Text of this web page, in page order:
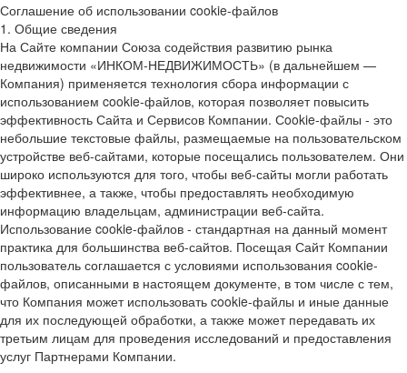
Соглашение об использовании cookie-файлов
1. Общие сведения
На Сайте компании Союза содействия развитию рынка
недвижимости «ИНКОМ-НЕДВИЖИМОСТЬ» (в дальнейшем —
Компания) применяется технология сбора информации с
использованием cookie-файлов, которая позволяет повысить
эффективность Сайта и Сервисов Компании. Сookie-файлы - это
небольшие текстовые файлы, размещаемые на пользовательском
устройстве веб-сайтами, которые посещались пользователем. Они
широко используются для того, чтобы веб-сайты могли работать
эффективнее, а также, чтобы предоставлять необходимую
информацию владельцам, администрации веб-сайта.
Использование cookie-файлов - стандартная на данный момент
практика для большинства веб-сайтов. Посещая Сайт Компании
пользователь соглашается с условиями использования cookie-
файлов, описанными в настоящем документе, в том числе с тем,
что Компания может использовать cookie-файлы и иные данные
для их последующей обработки, а также может передавать их
третьим лицам для проведения исследований и предоставления
услуг Партнерами Компании.